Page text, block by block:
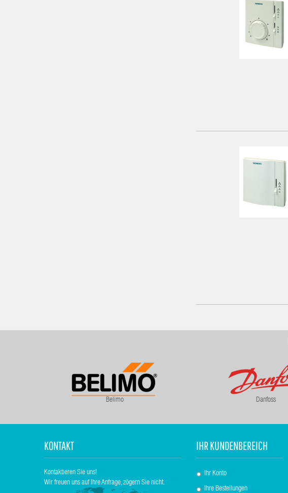
Belimo Danfoss
KONTAKT
Kontaktieren Sie uns!
Wir freuen uns auf Ihre Anfrage, zögern Sie nicht.
IHR KUNDENBEREICH
Ihr Konto
Ihre Bestellungen